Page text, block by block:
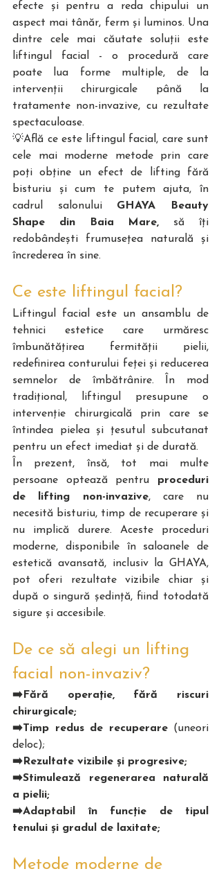
efecte și pentru a reda chipului un
aspect mai tânăr, ferm și luminos. Una
dintre cele mai căutate soluții este
liftingul facial - o procedură care
poate lua forme multiple, de la
intervenții chirurgicale până la
tratamente non-invazive, cu rezultate
spectaculoase.
💡Află ce este liftingul facial, care sunt
cele mai moderne metode prin care
poți obține un efect de lifting fără
bisturiu și cum te putem ajuta, în
cadrul salonului GHAYA Beauty
Shape din Baia Mare, să îți
redobândești frumusețea naturală și
încrederea în sine.
Ce este liftingul facial?
Liftingul facial este un ansamblu de
tehnici estetice care urmăresc
îmbunătățirea fermității pielii,
redefinirea conturului feței și reducerea
semnelor de îmbătrânire. În mod
tradițional, liftingul presupune o
intervenție chirurgicală prin care se
întindea pielea și țesutul subcutanat
pentru un efect imediat și de durată.
În prezent, însă, tot mai multe
persoane optează pentru proceduri
de lifting non-invazive, care nu
necesită bisturiu, timp de recuperare și
nu implică durere. Aceste proceduri
moderne, disponibile în saloanele de
estetică avansată, inclusiv la GHAYA,
pot oferi rezultate vizibile chiar și
după o singură ședință, fiind totodată
sigure și accesibile.
De ce să alegi un lifting
facial non-invaziv?
➡️Fără operație, fără riscuri
chirurgicale;
➡️Timp redus de recuperare (uneori
deloc);
➡️Rezultate vizibile și progresive;
➡️Stimulează regenerarea naturală
a pielii;
➡️Adaptabil în funcție de tipul
tenului și gradul de laxitate;
Metode moderne de